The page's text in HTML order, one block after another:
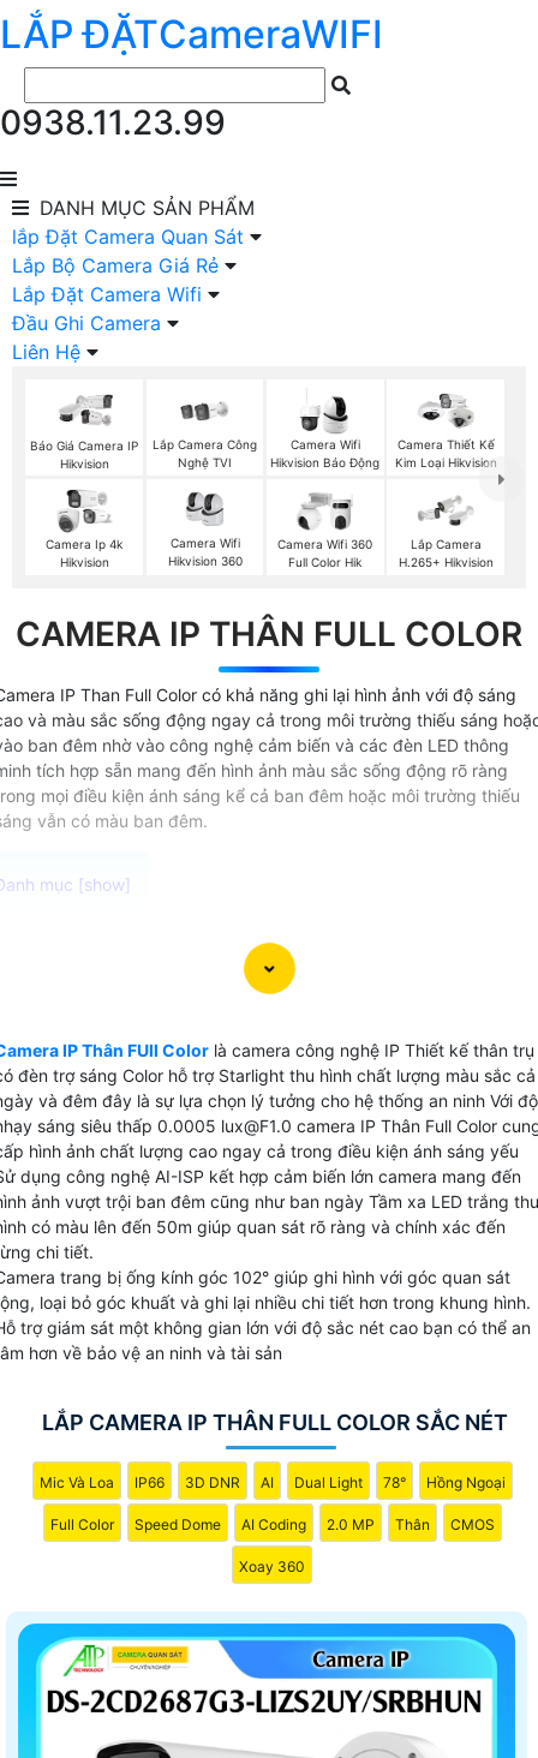
LẮP ĐẶTCameraWIFI
0938.11.23.99
DANH MỤC SẢN PHẨM
lắp Đặt Camera Quan Sát
Lắp Bộ Camera Giá Rẻ
Lắp Đặt Camera Wifi
Đầu Ghi Camera
Liên Hệ
Báo Giá Camera IP
Hikvision
Lắp Camera Công
Nghệ TVI
Camera Wifi
Hikvision Báo Động
Camera Thiết Kế
Kim Loại Hikvision
Camera Ip 4k
Hikvision
Camera Wifi
Hikvision 360
Camera Wifi 360
Full Color Hik
Lắp Camera
H.265+ Hikvision
CAMERA IP THÂN FULL COLOR
IP Than Full Color có khả năng ghi lại hình ảnh với độ sáng
và màu sắc sống động ngay cả trong môi trường thiếu sáng
ban đêm nhờ vào công nghệ cảm biến và các đèn LED thông
tích hợp sẵn mang đến hình ảnh màu sắc sống động rõ ràng
mọi điều kiện ánh sáng kể cả ban đêm hoặc môi trường thiếu
vẫn có màu ban đêm.
IP Thân Full Color được thiết kế dạng thân trụ có
led trợ sáng vào ban đêm công nghệ truyền tải internet
bảo chất lượng hình ảnh sắc nét và rõ ràng khu lắp
trời. cổng kết nối mạng LAN RJ45 camera IP Thân
Color đẳng cấp việc truy cập từ xa dễ dàng và nhanh
Với chuẩn kết nối ONVIF camera còn hỗ trợ khe
thẻ nhớ lên đến 256GB giúp bạn lưu trữ hình ảnh và
một cách dễ dàng tích hợp mic khả năng ghi âm rõ
IP Thân FUll Color là camera công nghệ IP Thiết kế thân trụ
đèn trợ sáng Color hỗ trợ Starlight thu hình chất lượng màu sắc cả
và đêm đây là sự lựa chọn lý tưởng cho hệ thống an ninh Với độ
sáng siêu thấp 0.0005 lux@F1.0 camera IP Thân Full Color
hình ảnh chất lượng cao ngay cả trong điều kiện ánh sáng yếu
dụng công nghệ AI-ISP kết hợp cảm biến lớn camera mang đến
ảnh vượt trội ban đêm cũng như ban ngày Tầm xa LED trắng thu
có màu lên đến 50m giúp quan sát rõ ràng và chính xác đến
chi tiết.
trang bị ống kính góc 102° giúp ghi hình với góc quan sát
loại bỏ góc khuất và ghi lại nhiều chi tiết hơn trong khung hình.
trợ giám sát một không gian lớn với độ sắc nét cao bạn có thể an
hơn về bảo vệ an ninh và tài sản
LẮP CAMERA IP THÂN FULL COLOR SẮC NÉT
Mic Và Loa IP66 3D DNR AI Dual Light 78° Hồng Ngoại
Full Color Speed Dome AI Coding 2.0 MP Thân CMOS
Xoay 360